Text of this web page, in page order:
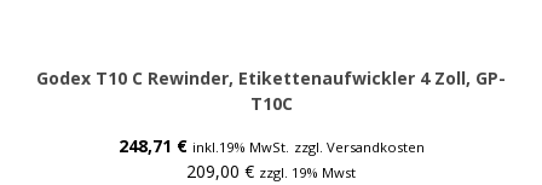
Papieretiketten 25mm Kern
Godex T10 C Rewinder, Etikettenaufwickler 4 Zoll, GP-
T10C
248,71 € inkl.19% MwSt. zzgl. Versandkosten
209,00 € zzgl. 19% Mwst